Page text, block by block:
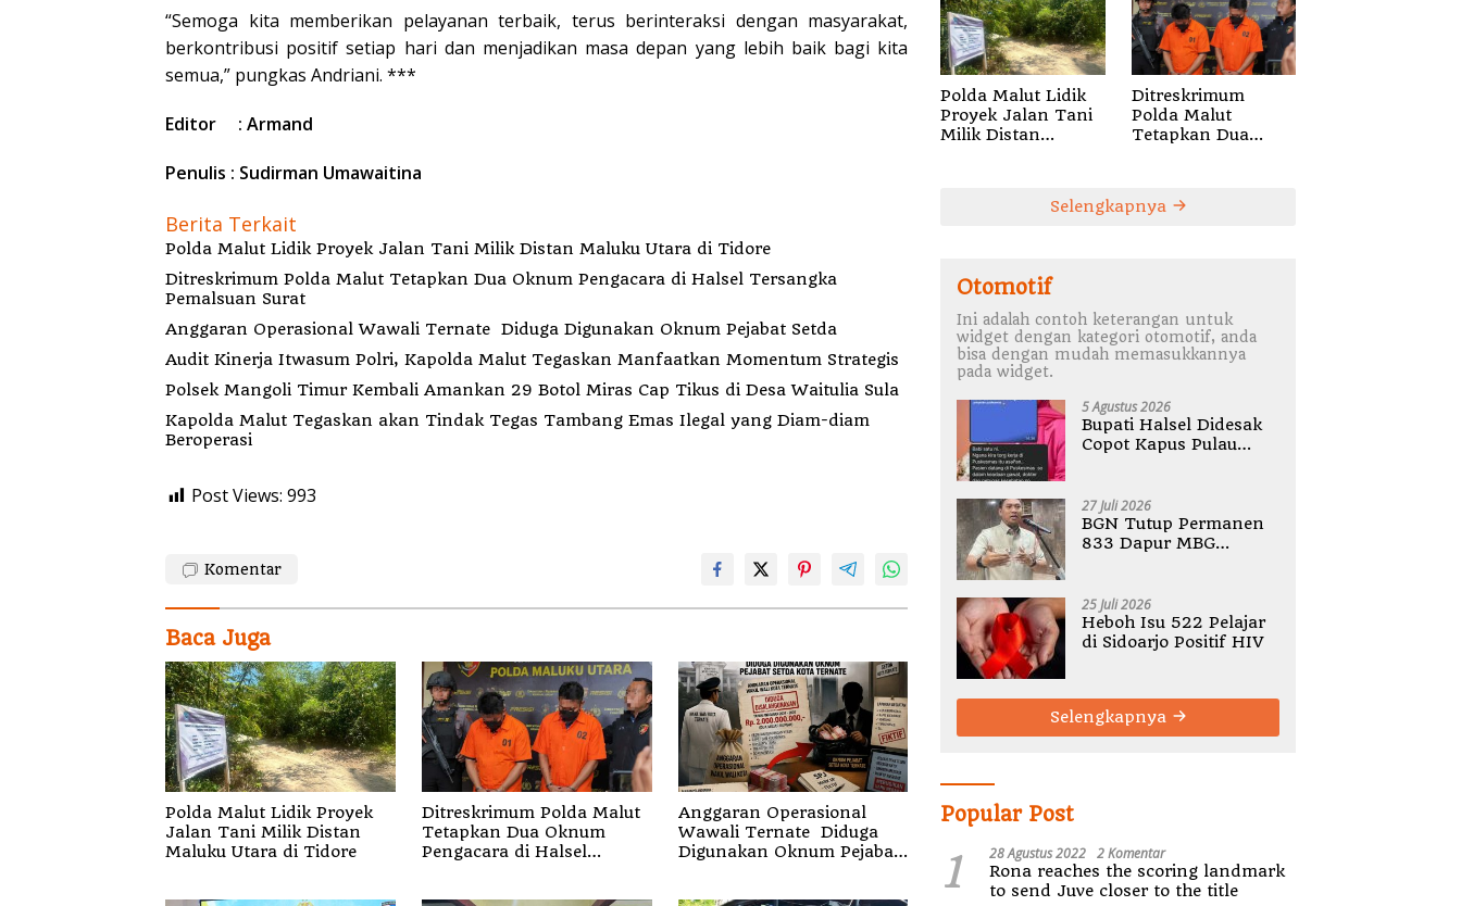
“Semoga kita memberikan pelayanan terbaik, terus berinteraksi dengan masyarakat,
berkontribusi positif setiap hari dan menjadikan masa depan yang lebih baik bagi kita
semua,” pungkas Andriani. ***
Editor : Armand
Penulis : Sudirman Umawaitina
Berita Terkait
Polda Malut Lidik Proyek Jalan Tani Milik Distan Maluku Utara di Tidore
Ditreskrimum Polda Malut Tetapkan Dua Oknum Pengacara di Halsel Tersangka
Pemalsuan Surat
Anggaran Operasional Wawali Ternate Diduga Digunakan Oknum Pejabat Setda
Audit Kinerja Itwasum Polri, Kapolda Malut Tegaskan Manfaatkan Momentum Strategis
Polsek Mangoli Timur Kembali Amankan 29 Botol Miras Cap Tikus di Desa Waitulia Sula
Kapolda Malut Tegaskan akan Tindak Tegas Tambang Emas Ilegal yang Diam-diam
Beroperasi
Post Views: 993
Komentar
Baca Juga
Polda Malut Lidik Proyek
Jalan Tani Milik Distan
Maluku Utara di Tidore
Ditreskrimum Polda Malut
Tetapkan Dua Oknum
Pengacara di Halsel
Anggaran Operasional
Wawali Ternate Diduga
Digunakan Oknum Pejabat
Polda Malut Lidik
Proyek Jalan Tani
Milik Distan
Ditreskrimum
Polda Malut
Tetapkan Dua
Pemalsuan Surat
Selengkapnya
Otomotif
Ini adalah contoh keterangan untuk
widget dengan kategori otomotif, anda
bisa dengan mudah memasukkannya
pada widget.
5 Agustus 2026
Bupati Halsel Didesak
Copot Kapus Pulau
27 Juli 2026
BGN Tutup Permanen
833 Dapur MBG
Pelanggaran SOP
25 Juli 2026
Heboh Isu 522 Pelajar
di Sidoarjo Positif HIV
Selengkapnya
Popular Post
1 28 Agustus 2022 2 Komentar
Rona reaches the scoring landmark
to send Juve closer to the title